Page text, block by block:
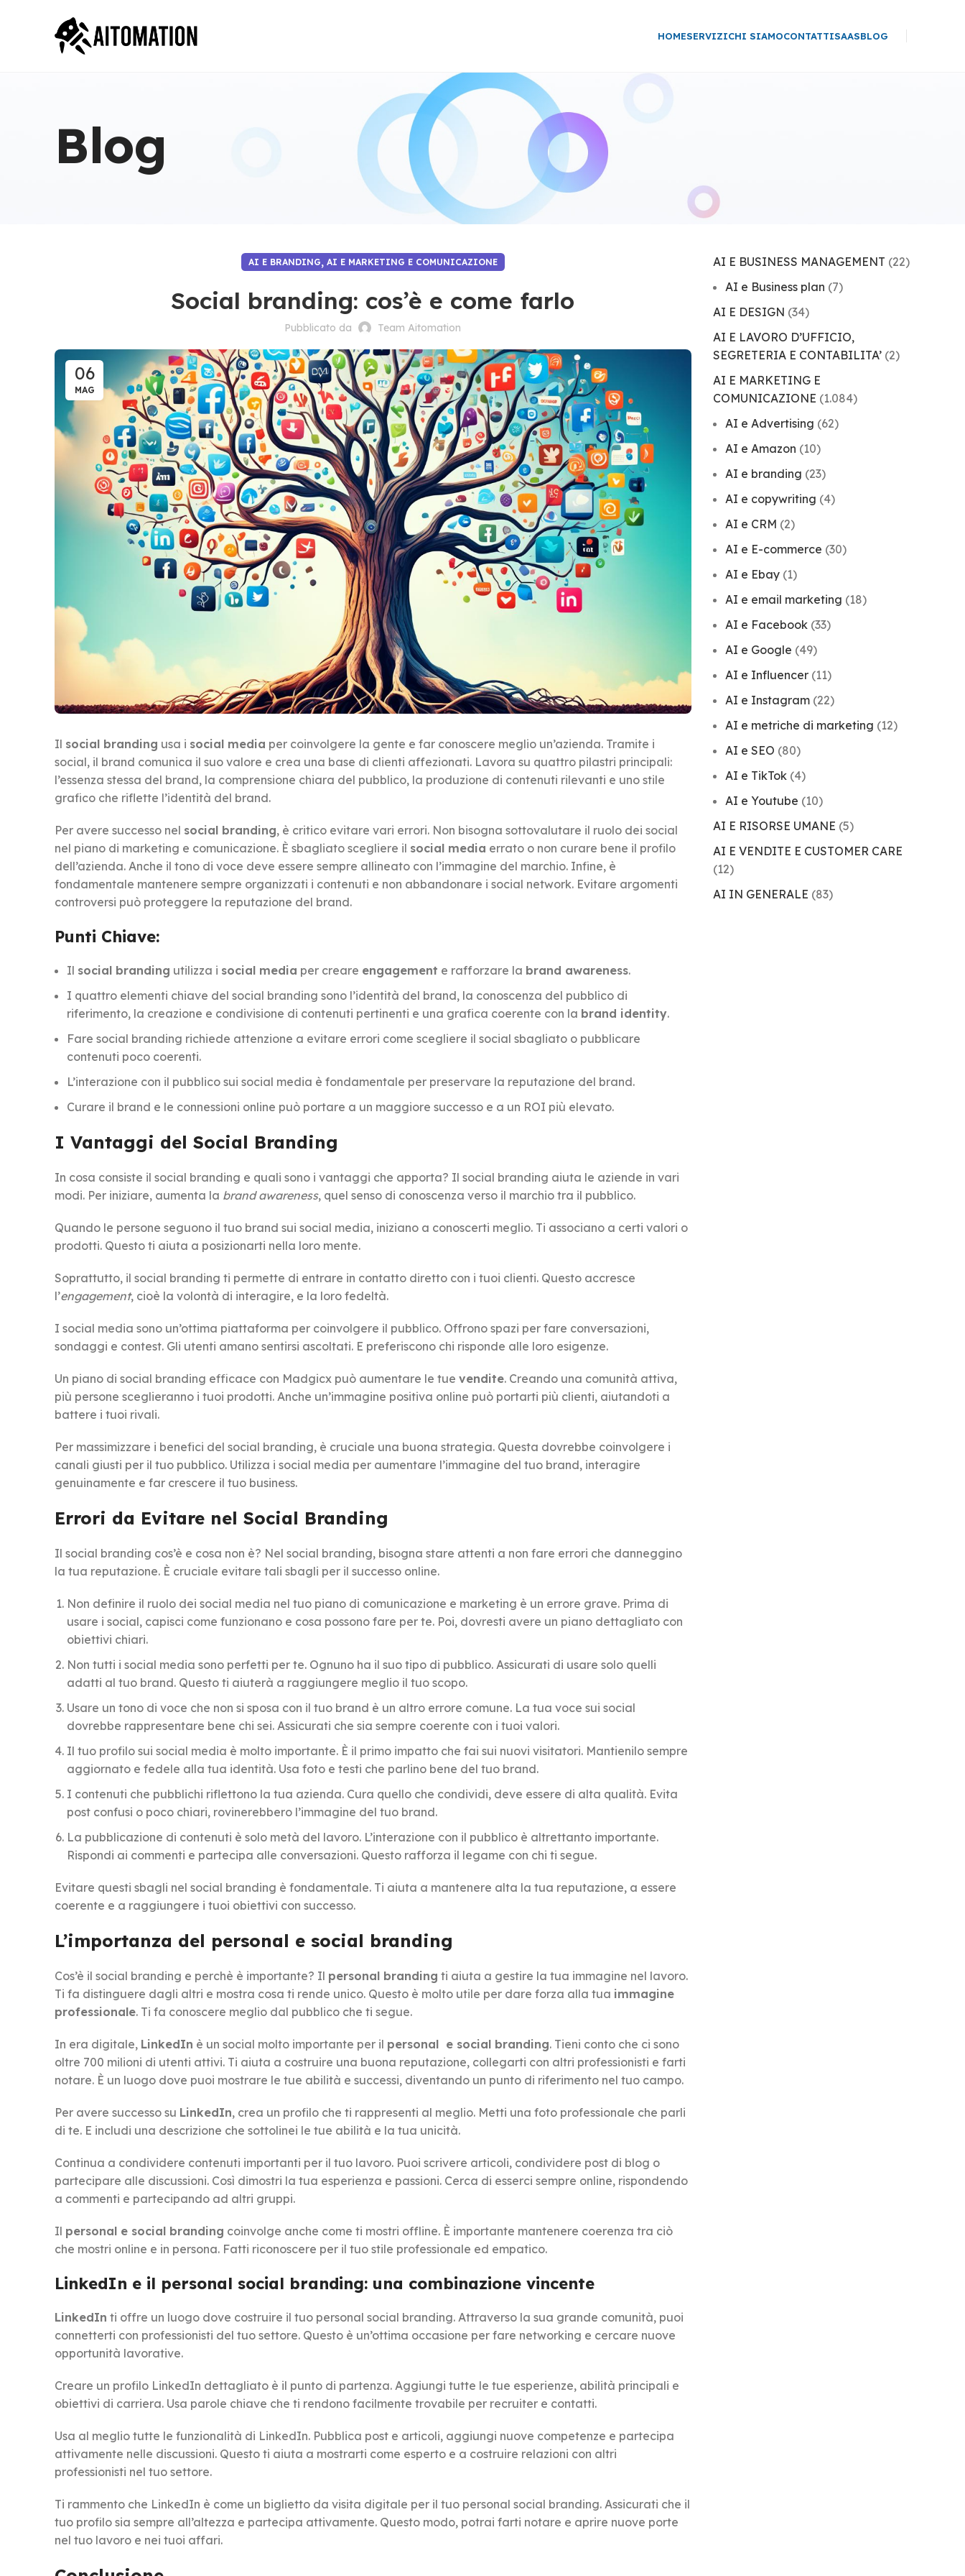
HOMESERVIZICHI SIAMOCONTATTISAASBLOG
Blog
AI E BRANDING, AI E MARKETING E COMUNICAZIONE
Social branding: cos’è e come farlo
Pubblicato da Team Aitomation
06
MAG
Il social branding usa i social media per coinvolgere la gente e far conoscere meglio un’azienda. Tramite i
social, il brand comunica il suo valore e crea una base di clienti affezionati. Lavora su quattro pilastri principali:
l’essenza stessa del brand, la comprensione chiara del pubblico, la produzione di contenuti rilevanti e uno stile
grafico che riflette l’identità del brand.
Per avere successo nel social branding, è critico evitare vari errori. Non bisogna sottovalutare il ruolo dei social
nel piano di marketing e comunicazione. È sbagliato scegliere il social media errato o non curare bene il profilo
dell’azienda. Anche il tono di voce deve essere sempre allineato con l’immagine del marchio. Infine, è
fondamentale mantenere sempre organizzati i contenuti e non abbandonare i social network. Evitare argomenti
controversi può proteggere la reputazione del brand.
Punti Chiave:
Il social branding utilizza i social media per creare engagement e rafforzare la brand awareness.
I quattro elementi chiave del social branding sono l’identità del brand, la conoscenza del pubblico di
riferimento, la creazione e condivisione di contenuti pertinenti e una grafica coerente con la brand identity.
Fare social branding richiede attenzione a evitare errori come scegliere il social sbagliato o pubblicare
contenuti poco coerenti.
L’interazione con il pubblico sui social media è fondamentale per preservare la reputazione del brand.
Curare il brand e le connessioni online può portare a un maggiore successo e a un ROI più elevato.
I Vantaggi del Social Branding
In cosa consiste il social branding e quali sono i vantaggi che apporta? Il social branding aiuta le aziende in vari
modi. Per iniziare, aumenta la brand awareness, quel senso di conoscenza verso il marchio tra il pubblico.
Quando le persone seguono il tuo brand sui social media, iniziano a conoscerti meglio. Ti associano a certi valori o
prodotti. Questo ti aiuta a posizionarti nella loro mente.
Soprattutto, il social branding ti permette di entrare in contatto diretto con i tuoi clienti. Questo accresce
l’engagement, cioè la volontà di interagire, e la loro fedeltà.
I social media sono un’ottima piattaforma per coinvolgere il pubblico. Offrono spazi per fare conversazioni,
sondaggi e contest. Gli utenti amano sentirsi ascoltati. E preferiscono chi risponde alle loro esigenze.
Un piano di social branding efficace con Madgicx può aumentare le tue vendite. Creando una comunità attiva,
più persone sceglieranno i tuoi prodotti. Anche un’immagine positiva online può portarti più clienti, aiutandoti a
battere i tuoi rivali.
Per massimizzare i benefici del social branding, è cruciale una buona strategia. Questa dovrebbe coinvolgere i
canali giusti per il tuo pubblico. Utilizza i social media per aumentare l’immagine del tuo brand, interagire
genuinamente e far crescere il tuo business.
Errori da Evitare nel Social Branding
Il social branding cos’è e cosa non è? Nel social branding, bisogna stare attenti a non fare errori che danneggino
la tua reputazione. È cruciale evitare tali sbagli per il successo online.
Non definire il ruolo dei social media nel tuo piano di comunicazione e marketing è un errore grave. Prima di
usare i social, capisci come funzionano e cosa possono fare per te. Poi, dovresti avere un piano dettagliato con
obiettivi chiari.
Non tutti i social media sono perfetti per te. Ognuno ha il suo tipo di pubblico. Assicurati di usare solo quelli
adatti al tuo brand. Questo ti aiuterà a raggiungere meglio il tuo scopo.
Usare un tono di voce che non si sposa con il tuo brand è un altro errore comune. La tua voce sui social
dovrebbe rappresentare bene chi sei. Assicurati che sia sempre coerente con i tuoi valori.
Il tuo profilo sui social media è molto importante. È il primo impatto che fai sui nuovi visitatori. Mantienilo sempre
aggiornato e fedele alla tua identità. Usa foto e testi che parlino bene del tuo brand.
I contenuti che pubblichi riflettono la tua azienda. Cura quello che condividi, deve essere di alta qualità. Evita
post confusi o poco chiari, rovinerebbero l’immagine del tuo brand.
La pubblicazione di contenuti è solo metà del lavoro. L’interazione con il pubblico è altrettanto importante.
Rispondi ai commenti e partecipa alle conversazioni. Questo rafforza il legame con chi ti segue.
Evitare questi sbagli nel social branding è fondamentale. Ti aiuta a mantenere alta la tua reputazione, a essere
coerente e a raggiungere i tuoi obiettivi con successo.
L’importanza del personal e social branding
Cos’è il social branding e perchè è importante? Il personal branding ti aiuta a gestire la tua immagine nel lavoro.
Ti fa distinguere dagli altri e mostra cosa ti rende unico. Questo è molto utile per dare forza alla tua immagine
professionale. Ti fa conoscere meglio dal pubblico che ti segue.
In era digitale, LinkedIn è un social molto importante per il personal e social branding. Tieni conto che ci sono
oltre 700 milioni di utenti attivi. Ti aiuta a costruire una buona reputazione, collegarti con altri professionisti e farti
notare. È un luogo dove puoi mostrare le tue abilità e successi, diventando un punto di riferimento nel tuo campo.
Per avere successo su LinkedIn, crea un profilo che ti rappresenti al meglio. Metti una foto professionale che parli
di te. E includi una descrizione che sottolinei le tue abilità e la tua unicità.
Continua a condividere contenuti importanti per il tuo lavoro. Puoi scrivere articoli, condividere post di blog o
partecipare alle discussioni. Così dimostri la tua esperienza e passioni. Cerca di esserci sempre online, rispondendo
a commenti e partecipando ad altri gruppi.
Il personal e social branding coinvolge anche come ti mostri offline. È importante mantenere coerenza tra ciò
che mostri online e in persona. Fatti riconoscere per il tuo stile professionale ed empatico.
LinkedIn e il personal social branding: una combinazione vincente
LinkedIn ti offre un luogo dove costruire il tuo personal social branding. Attraverso la sua grande comunità, puoi
connetterti con professionisti del tuo settore. Questo è un’ottima occasione per fare networking e cercare nuove
opportunità lavorative.
Creare un profilo LinkedIn dettagliato è il punto di partenza. Aggiungi tutte le tue esperienze, abilità principali e
obiettivi di carriera. Usa parole chiave che ti rendono facilmente trovabile per recruiter e contatti.
Usa al meglio tutte le funzionalità di LinkedIn. Pubblica post e articoli, aggiungi nuove competenze e partecipa
attivamente nelle discussioni. Questo ti aiuta a mostrarti come esperto e a costruire relazioni con altri
professionisti nel tuo settore.
Ti rammento che LinkedIn è come un biglietto da visita digitale per il tuo personal social branding. Assicurati che il
tuo profilo sia sempre all’altezza e partecipa attivamente. Questo modo, potrai farti notare e aprire nuove porte
nel tuo lavoro e nei tuoi affari.
AI E BUSINESS MANAGEMENT (22)
AI e Business plan (7)
AI E DESIGN (34)
AI E LAVORO D’UFFICIO,
SEGRETERIA E CONTABILITA’(2)
AI E MARKETING E
COMUNICAZIONE (1.084)
AI e Advertising (62)
AI e Amazon (10)
AI e branding (23)
AI e copywriting (4)
AI e CRM (2)
AI e E-commerce (30)
AI e Ebay(1)
AI e email marketing (18)
AI e Facebook(33)
AI e Google (49)
AI e Influencer(11)
AI e Instagram(22)
AI e metriche di marketing (12)
AI e SEO (80)
AI e TikTok(4)
AI e Youtube (10)
AI E RISORSE UMANE (5)
AI E VENDITE E CUSTOMER CARE
(12)
AI IN GENERALE (83)